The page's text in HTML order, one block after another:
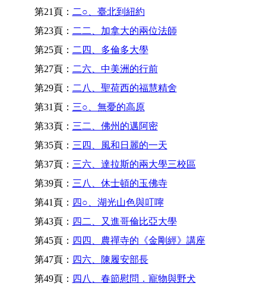
第21頁： 二○、臺北到紐約
第23頁： 二二、加拿大的兩位法師
第25頁： 二四、多倫多大學
第27頁： 二六、中美洲的行前
第29頁： 二八、聖荷西的福慧精舍
第31頁： 三○、無憂的高原
第33頁： 三二、佛州的邁阿密
第35頁： 三四、風和日麗的一天
第37頁： 三六、達拉斯的兩大學三校區
第39頁： 三八、休士頓的玉佛寺
第41頁： 四○、湖光山色與叮嚀
第43頁： 四二、又進哥倫比亞大學
第45頁： 四四、農禪寺的《金剛經》講座
第47頁： 四六、陳履安部長
第49頁： 四八、春節慰問．寵物與野犬